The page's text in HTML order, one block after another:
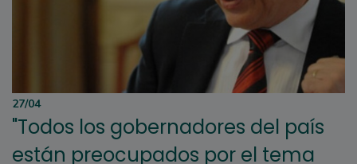
27/04
"Todos los gobernadores del país
están preocupados por el tema